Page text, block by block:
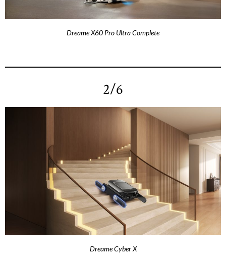
Dreame X60 Pro Ultra Complete
2/6
Dreame Cyber X